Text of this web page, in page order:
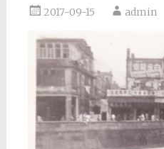
2017-09-15 admin